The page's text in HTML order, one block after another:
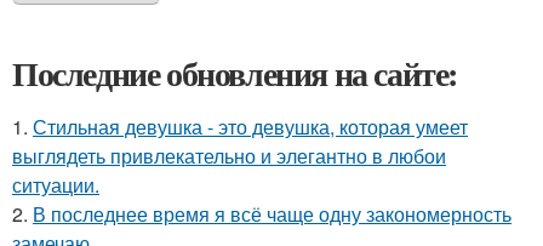
Последние обновления на сайте:
1. Стильная девушка - это девушка, которая умеет
выглядеть привлекательно и элегантно в любои
ситуации.
2. В последнее время я всё чаще одну закономерность